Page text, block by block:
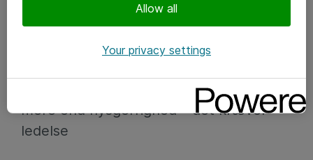
AI i kommunikation & marketing kræver
mere end nysgerrighed – det kræver
ledelse
Allow all
Your privacy settings